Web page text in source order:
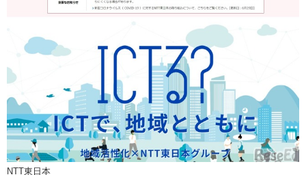
NTT東日本